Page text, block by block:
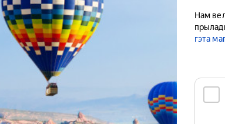
Нам
гэта